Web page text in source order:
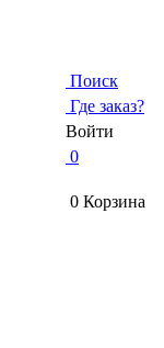
Поиск
Где заказ?
Войти
0
0 Корзина